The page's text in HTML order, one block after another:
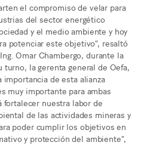
el compromiso de velar para
del sector energético
y el medio ambiente y hoy
potenciar este objetivo”, resaltó
Omar Chambergo, durante la
la gerenta general de Oefa,
importancia de esta alianza
muy importante para ambas
nuestra labor de
de las actividades mineras y
poder cumplir los objetivos en
y protección del ambiente”,